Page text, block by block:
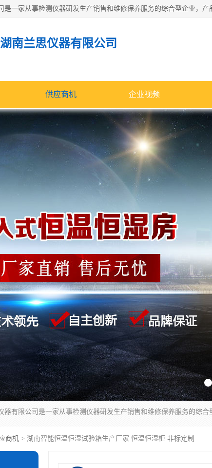
湖南兰思仪器有限公司
供应商机 企业视频
商机 > 湖南智能恒温恒湿试验箱生产厂家 恒温恒湿柜 非标定制